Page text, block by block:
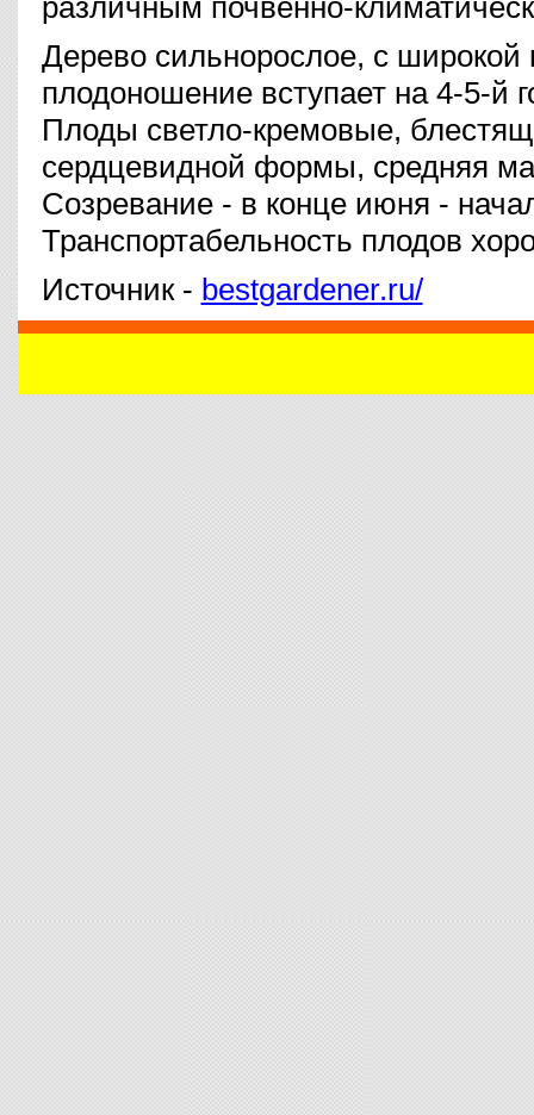
различным почвенно-
Дерево сильнорослое, с широкой
плодоношение вступает на 4-5-й
Плоды светло-кремовые,
сердцевидной формы, средняя
Созревание - в конце июня -
Транспортабельность плодов
Источник - bestgardener.ru/